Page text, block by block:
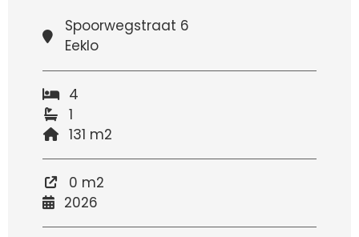
Spoorwegstraat 6
Eeklo
4
1
131 m2
0 m2
2026